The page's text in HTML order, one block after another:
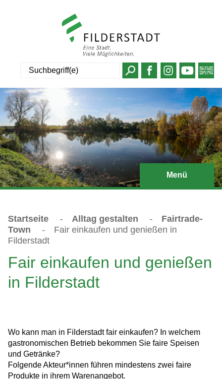
Menü
Startseite - Alltag gestalten -
Fairtrade-
Town
-
Fair einkaufen und genießen in
Filderstadt
Fair einkaufen und genießen
in Filderstadt
Wo kann man in Filderstadt fair einkaufen? In welchem
gastronomischen Betrieb bekommen Sie faire Speisen
und Getränke?
Folgende Akteur*innen führen mindestens zwei faire
Produkte in ihrem Warenangebot.